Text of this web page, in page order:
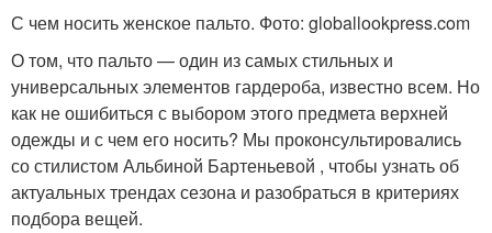
С чем носить женское пальто. Фото: globallookpress.com
О том, что пальто — один из самых стильных и
универсальных элементов гардероба, известно всем. Но
как не ошибиться с выбором этого предмета верхней
одежды и с чем его носить? Мы проконсультировались
со стилистом Альбиной Бартеньевой , чтобы узнать об
актуальных трендах сезона и разобраться в критериях
подбора вещей.